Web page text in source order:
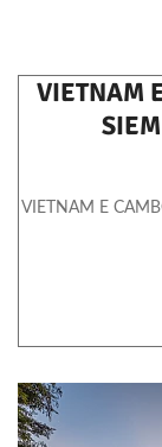
VIETNAM
VIETNAM E